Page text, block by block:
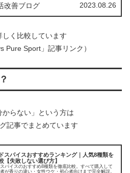
改善ブログ 2023.08.26
く比較しています
Pure Sport」記事リンク）
からない」という方は
記事でまとめています
スパイスおすすめランキング｜人気8種類を
【失敗しない選び方】
パイスのおすすめ8種類を徹底比較。すべて購入して
が香りの違い・女性ウケ・初心者向けまで完全解説。